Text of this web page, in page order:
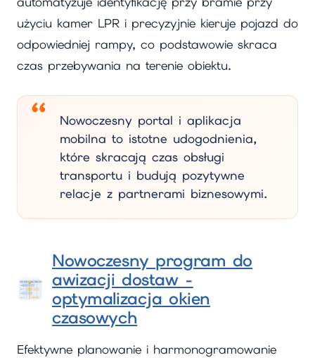
użyciu kamer LPR i precyzyjnie kieruje pojazd do
odpowiedniej rampy, co podstawowie skraca
czas przebywania na terenie obiektu.
Nowoczesny portal i aplikacja
mobilna to istotne udogodnienia,
które skracają czas obsługi
transportu i budują pozytywne
relacje z partnerami biznesowymi.
Nowoczesny program do
awizacji dostaw -
optymalizacja okien
czasowych
Efektywne planowanie i harmonogramowanie